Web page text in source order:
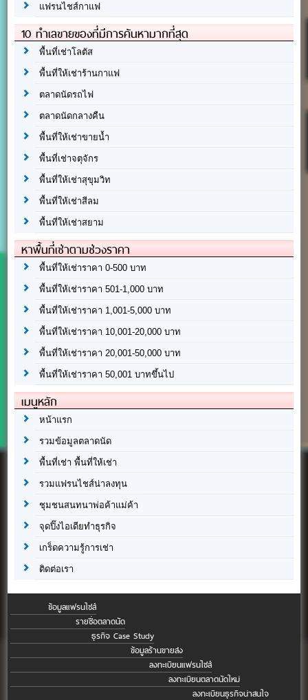
แฟรนไชส์กาแฟ
10 ทำเลขายของที่มีการค้นหามากที่สุด
พื้นที่เช่าโลตัส
พื้นที่ให้เช่าร้านกาแฟ
ตลาดนัดรถไฟ
ตลาดนัดกลางคืน
พื้นที่ให้เช่าขายน้ำ
พื้นที่เช่าจตุจักร
พื้นที่ให้เช่าสุขุมวิท
พื้นที่ให้เช่าสีลม
พื้นที่ให้เช่าสยาม
หาพื้นที่เช่าตามช่วงราคา
พื้นที่ให้เช่าราคา 0-500 บาท
พื้นที่ให้เช่าราคา 501-1,000 บาท
พื้นที่ให้เช่าราคา 1,001-5,000 บาท
พื้นที่ให้เช่าราคา 10,001-20,000 บาท
พื้นที่ให้เช่าราคา 20,001-50,000 บาท
พื้นที่ให้เช่าราคา 50,001 บาทขึ้นไป
เมนูหลัก
หน้าแรก
รวมข้อมูลตลาดนัด
พื้นที่เช่า พื้นที่ให้เช่า
รวมแฟรนไชส์น่าลงทุน
ชุมชนสนทนาพ่อค้าแม่ค้า
จุดปิ๊งไอเดียทำธุรกิจ
เกร็ดความรู้การเช่า
ติดต่อเรา
ข้อมูลแฟรนไชส์
รายชื่อตลาดนัด
ธุรกิจ Case Study
ข้อมูลร้านขายส่ง
ลงทะเบียนแฟรนไชส์
ลงทะเบียนตลาดนัดใหม่
ลงทะเบียนธุรกิจน่าสนใจ